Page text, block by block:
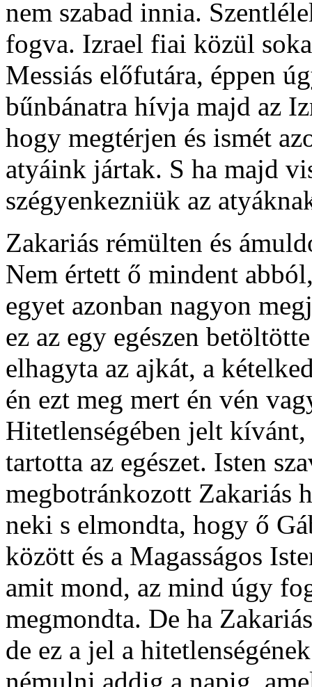
nem szabad innia.
fogva. Izrael fiai közül
Messiás előfutára, éppen
bűnbánatra hívja majd az
hogy megtérjen és ismét
atyáink jártak. S ha majd
szégyenkezniük az
Zakariás rémülten és
Nem értett ő mindent
egyet azonban nagyon
ez az egy egészen
elhagyta az ajkát, a
én ezt meg mert én vén
Hitetlenségében jelt
tartotta az egészet. Isten
megbotránkozott Zakariás
neki s elmondta, hogy ő
között és a Magasságos
amit mond, az mind úgy
megmondta. De ha
de ez a jel a